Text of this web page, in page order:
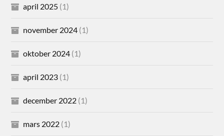
april 2025 (1)
november 2024 (1)
oktober 2024 (1)
april 2023 (1)
december 2022 (1)
mars 2022 (1)